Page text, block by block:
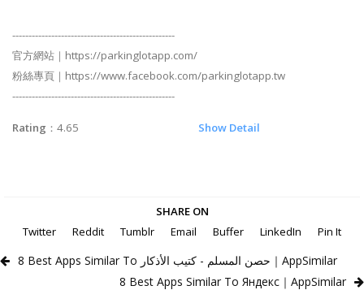
--------------------------------------------------
官方網站｜https://parkinglotapp.com/
粉絲專頁｜https://www.facebook.com/parkinglotapp.tw
--------------------------------------------------
Rating ：4.65 Show Detail
SHARE ON
Twitter
Reddit Tumblr Email Buffer LinkedIn Pin It
8 Best Apps Similar To حصن المسلم - كتيب الأذكار｜AppSimilar
8 Best Apps Similar To Яндекс｜AppSimilar